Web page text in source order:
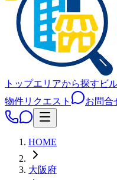
トップエリアから探す ビ
物件リクエスト
お問合
HOME
大阪府